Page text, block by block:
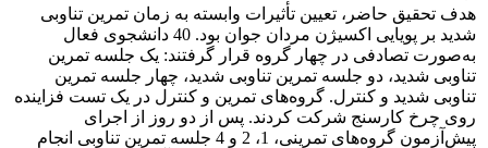
هدف تحقیق حاضر، تعیین تأثیرات وابسته به زمان تمرین تناوبی
شدید بر پویایی اکسیژن مردان جوان بود. 40 دانشجوی فعال
به‌صورت تصادفی در چهار گروه قرار گرفتند: یک جلسه تمرین
تناوبی شدید، دو جلسه تمرین تناوبی شدید، چهار جلسه تمرین
تناوبی شدید و کنترل. گروه‌های تمرین و کنترل در یک تست فزاینده
روی چرخ کارسنج شرکت کردند. پس از دو روز از اجرای
پیش‌آزمون گروه‌های تمرینی، 1، 2 و 4 جلسه تمرین تناوبی انجام